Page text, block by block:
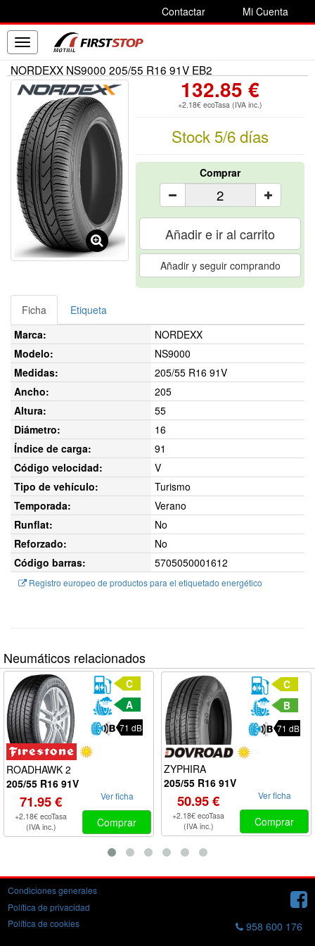
Contactar Mi Cuenta
Toggle
navigation
NORDEXX NS9000 205/55 R16 91V EB2
132.85 €
+2.18€ ecoTasa (IVA inc.)
Stock 5/6 días
Comprar
Añadir e ir al carrito
Añadir y seguir comprando
Ficha
Etiqueta
Marca:
NORDEXX
Modelo:
NS9000
Medidas:
205/55 R16 91V
Ancho:
205
Altura:
55
Diámetro:
16
Índice de carga:
91
Código velocidad:
V
Tipo de vehículo:
Turismo
Temporada:
Verano
Runflat:
No
Reforzado:
No
Código barras:
5705050001612
Registro europeo de productos para el etiquetado energético
Neumáticos relacionados
C
A
71 dB
ROADHAWK 2
205/55 R16 91V
71.95 €
+2.18€ ecoTasa
(IVA inc.)
Ver ficha
Comprar
C
B
71 dB
ZYPHIRA
205/55 R16 91V
50.95 €
+2.18€ ecoTasa
(IVA inc.)
Ver ficha
Comprar
Condiciones generales
Política de privacidad
Política de cookies
958 600 176